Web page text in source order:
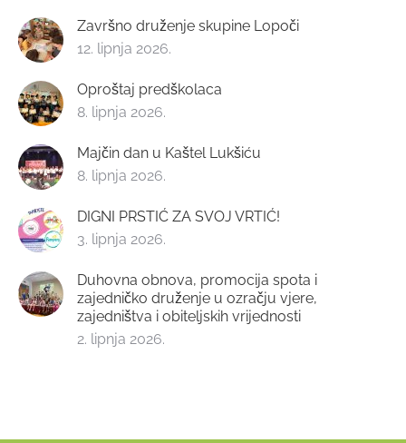
Završno druženje skupine Lopoči
12. lipnja 2026.
Oproštaj predškolaca
8. lipnja 2026.
Majčin dan u Kaštel Lukšiću
8. lipnja 2026.
DIGNI PRSTIĆ ZA SVOJ VRTIĆ!
3. lipnja 2026.
Duhovna obnova, promocija spota i
zajedničko druženje u ozračju vjere,
zajedništva i obiteljskih vrijednosti
2. lipnja 2026.